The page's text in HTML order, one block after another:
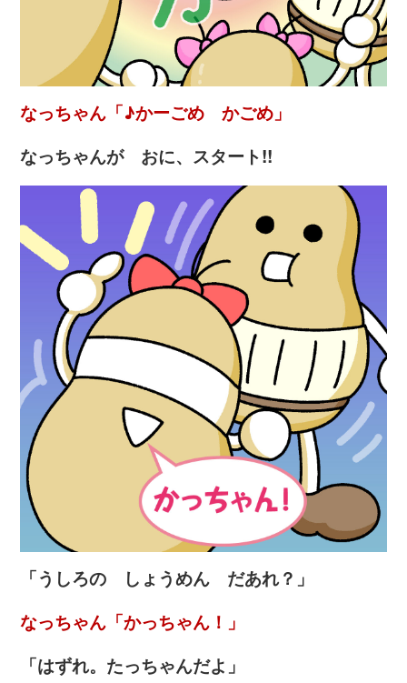
なっちゃん「♪かーごめ かごめ」
なっちゃんが おに、スタート!!
「うしろの しょうめん だあれ？」
なっちゃん「かっちゃん！」
「はずれ。たっちゃんだよ」